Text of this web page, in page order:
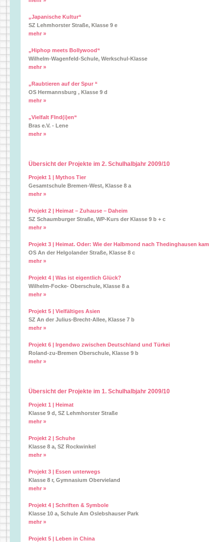
„Japanische Kultur“
SZ Lehmhorster Straße, Klasse 9 e
mehr »
„Hiphop meets Bollywood“
Wilhelm-Wagenfeld-Schule, Werkschul-Klasse
mehr »
„Raubtieren auf der Spur “
OS Hermannsburg , Klasse 9 d
mehr »
„Vielfalt FInd(i)en“
Bras e.V. - Lene
mehr »
Übersicht der Projekte im 2. Schulhalbjahr 2009/10
Projekt 1 | Mythos Tier
Gesamtschule Bremen-West, Klasse 8 a
mehr »
Projekt 2 | Heimat – Zuhause – Daheim
SZ Schaumburger Straße, WP-Kurs der Klasse 9 b + c
mehr »
Projekt 3 | Heimat. Oder: Wie der Halbmond nach Thedinghausen kam
OS An der Helgolander Straße, Klasse 8 c
mehr »
Projekt 4 | Was ist eigentlich Glück?
Wilhelm-Focke- Oberschule, Klasse 8 a
mehr »
Projekt 5 | Vielfältiges Asien
SZ An der Julius-Brecht-Allee, Klasse 7 b
mehr »
Projekt 6 | Irgendwo zwischen Deutschland und Türkei
Roland-zu-Bremen Oberschule, Klasse 9 b
mehr »
Übersicht der Projekte im 1. Schulhalbjahr 2009/10
Projekt 1 | Heimat
Klasse 9 d, SZ Lehmhorster Straße
mehr »
Projekt 2 | Schuhe
Klasse 8 a, SZ Rockwinkel
mehr »
Projekt 3 | Essen unterwegs
Klasse 8 r, Gymnasium Obervieland
mehr »
Projekt 4 | Schriften & Symbole
Klasse 10 a, Schule Am Oslebshauser Park
mehr »
Projekt 5 | Leben in China